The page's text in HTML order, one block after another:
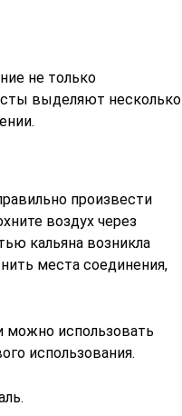
не только
выделяют несколько
произвести
воздух через
кальяна возникла
места соединения,
можно использовать
использования.